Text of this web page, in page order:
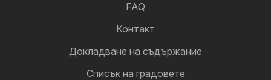
FAQ
Контакт
Докладване на съдържание
Cписък на градовете